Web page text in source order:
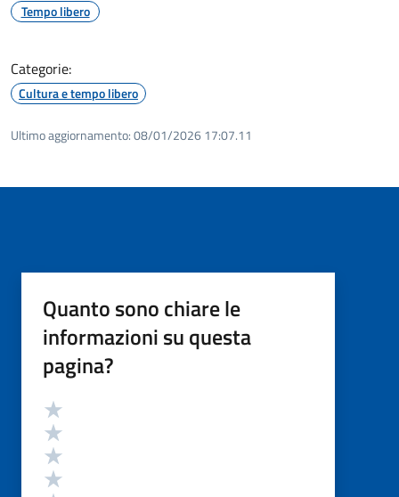
Tempo libero
Categorie:
Cultura e tempo libero
Ultimo aggiornamento:08/01/2026 17:07.11
Quanto sono chiare le
informazioni su questa
pagina?
Valutazione